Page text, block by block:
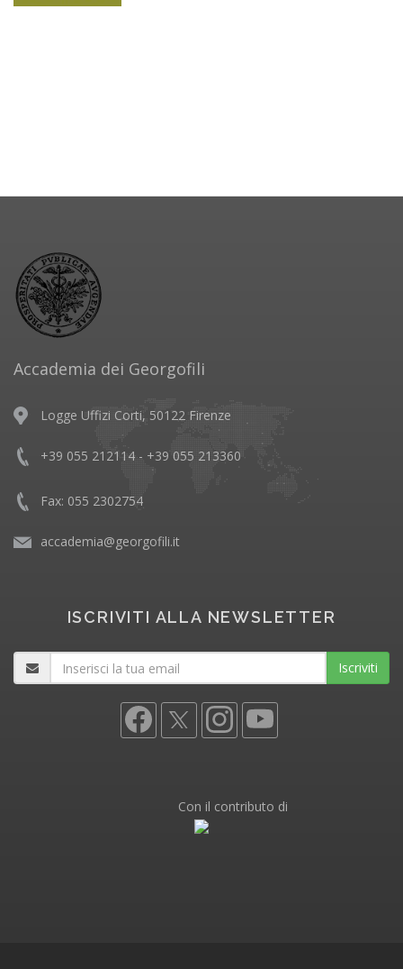
Accademia dei Georgofili
Logge Uffizi Corti, 50122 Firenze
+39 055 212114 - +39 055 213360
Fax: 055 2302754
accademia@georgofili.it
ISCRIVITI ALLA NEWSLETTER
Iscriviti
Con il contributo di